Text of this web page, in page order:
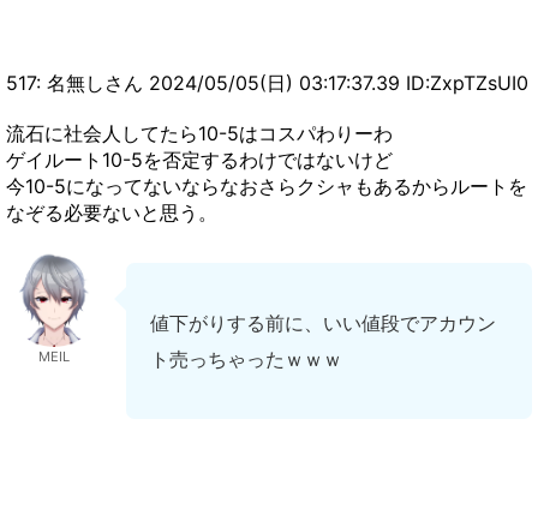
517: 名無しさん 2024/05/05(日) 03:17:37.39 ID:ZxpTZsUI0
流石に社会人してたら10-5はコスパわりーわ
ゲイルート10-5を否定するわけではないけど
今10-5になってないならなおさらクシャもあるからルートを
なぞる必要ないと思う。
MEIL
値下がりする前に、いい値段でアカウン
ト売っちゃったｗｗｗ